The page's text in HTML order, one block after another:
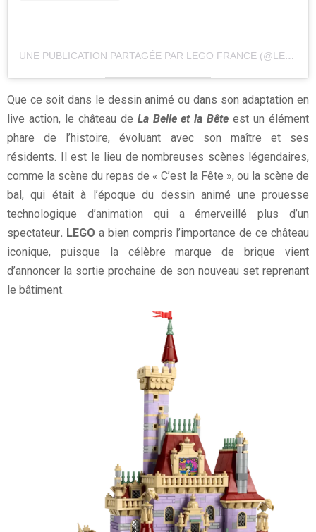
UNE PUBLICATION PARTAGÉE PAR LEGO FRANCE (@LEGOFRANCE_OFFICIAL)
Que ce soit dans le dessin animé ou dans son adaptation en
live action, le château de La Belle et la Bête est un élément
phare de l’histoire, évoluant avec son maître et ses
résidents. Il est le lieu de nombreuses scènes légendaires,
comme la scène du repas de « C’est la Fête », ou la scène de
bal, qui était à l’époque du dessin animé une prouesse
technologique d’animation qui a émerveillé plus d’un
spectateur. LEGO a bien compris l’importance de ce château
iconique, puisque la célèbre marque de brique vient
d’annoncer la sortie prochaine de son nouveau set reprenant
le bâtiment.